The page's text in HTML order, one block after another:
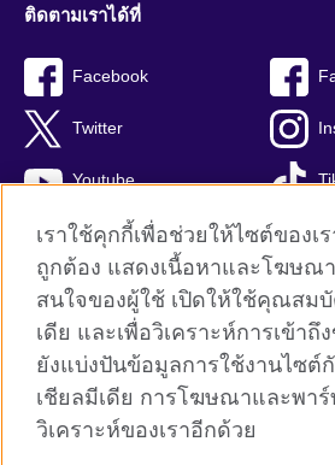
ติดตามเราได้ที่
Facebook
Twitter
Youtube
British Council global
Privacy and terms
Terms and conditions of sale
คุกกี้
Sitemap
เราใช้คุกกี้เพื่อช่วยให้ไซต์ของเ
ถูกต้อง แสดงเนื้อหาและโฆษณ
สนใจของผู้ใช้ เปิดให้ใช้คุณสม
เดีย และเพื่อวิเคราะห์การเข้าถึ
ยังแบ่งปันข้อมูลการใช้งานไซต์
เชียลมีเดีย การโฆษณาและพาร์
วิเคราะห์ของเราอีกด้วย